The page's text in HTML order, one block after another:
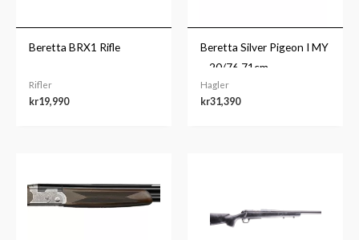
Beretta BRX1 Rifle
Rifler
kr19,990
Beretta Silver Pigeon I MY
– 20/76 71cm
Hagler
kr31,390